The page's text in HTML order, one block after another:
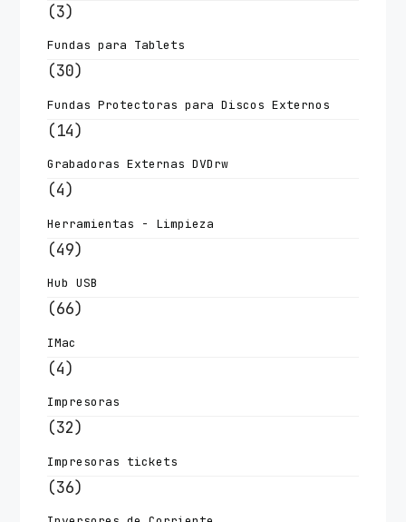
(3)
Fundas para Tablets
(30)
Fundas Protectoras para Discos Externos
(14)
Grabadoras Externas DVDrw
(4)
Herramientas - Limpieza
(49)
Hub USB
(66)
IMac
(4)
Impresoras
(32)
Impresoras tickets
(36)